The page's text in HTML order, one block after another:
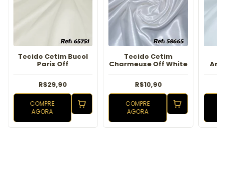
Tecido Cetim Bucol
Paris Off
R$29,90
COMPRE
AGORA
Tecido Cetim
Charmeuse Off White
R$10,90
COMPRE
AGORA